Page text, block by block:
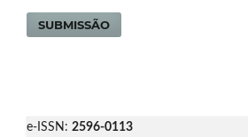
SUBMISSÃO
e-ISSN: 2596-0113